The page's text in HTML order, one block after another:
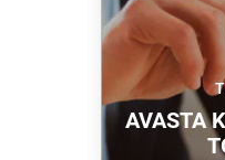
AVASTA